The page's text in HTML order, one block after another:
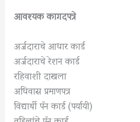
आवश्यक कागदपत्रे
अर्जदाराचे आधार कार्ड
अर्जदाराचे रेशन कार्ड
रहिवाशी दाखला
अधिवास प्रमाणपत्र
विद्यार्थी पॅन कार्ड (पर्यायी)